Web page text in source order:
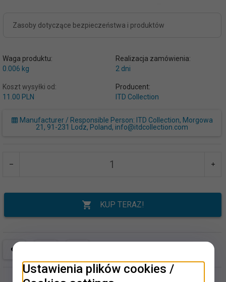
Zasoby dotyczące bezpieczeństwa i produktów
Waga produktu:
0.006 kg
Realizacja zamówienia:
2 dni
Koszt wysyłki od:
11.00 PLN
Producent:
ITD Collection
Manufacturer / Responsible Person: ITD Collection, Morgowa
21, 91-231 Lodz, Poland, info@itdcollection.com
KUP TERAZ!
Ustawienia plików cookies /